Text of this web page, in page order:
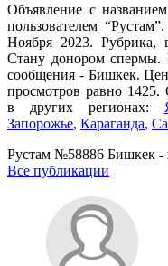
Объявление с
пользователем
Ноября 2023. Рубрика,
Стану донором спермы.
сообщения - Бишкек.
просмотров равно
в других регионах:
Запорожье, Караганда,
Рустам №58886 Бишкек -
Все публикации